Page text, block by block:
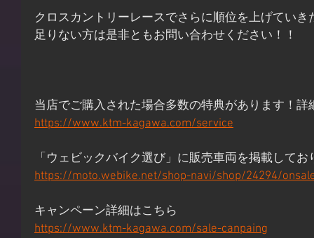
クロスカントリーレースでさらに順位を上げていき
足りない方は是非ともお問い合わせください！！
当店でご購入された場合多数の特典があります！詳
https://www.ktm-kagawa.com/service
「ウェビックバイク選び」に販売車両を掲載してお
https://moto.webike.net/shop-navi/shop/24294/
キャンペーン詳細はこちら
https://www.ktm-kagawa.com/sale-canpaing